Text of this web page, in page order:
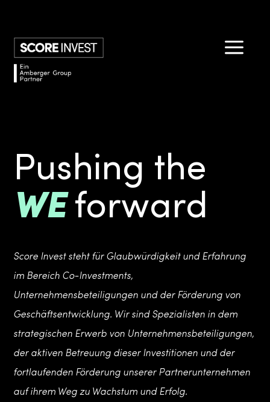
a
Pushing the
WEforward
Score Invest steht für Glaubwürdigkeit und Erfahrung
im Bereich Co-Investments,
Unternehmensbeteiligungen und der Förderung von
Geschäftsentwicklung. Wir sind Spezialisten in dem
strategischen Erwerb von Unternehmensbeteiligungen,
der aktiven Betreuung dieser Investitionen und der
fortlaufenden Förderung unserer Partnerunternehmen
auf ihrem Weg zu Wachstum und Erfolg.